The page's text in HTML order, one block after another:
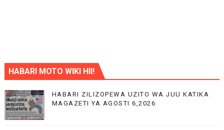
HABARI MOTO WIKI HII!
HABARI ZILIZOPEWA UZITO WA JUU KATIKA
MAGAZETI YA AGOSTI 6,2026